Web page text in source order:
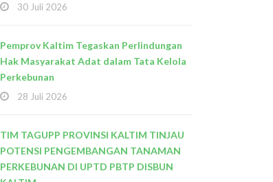
30 Juli 2026
Pemprov Kaltim Tegaskan Perlindungan
Hak Masyarakat Adat dalam Tata Kelola
Perkebunan
28 Juli 2026
TIM TAGUPP PROVINSI KALTIM TINJAU
POTENSI PENGEMBANGAN TANAMAN
PERKEBUNAN DI UPTD PBTP DISBUN